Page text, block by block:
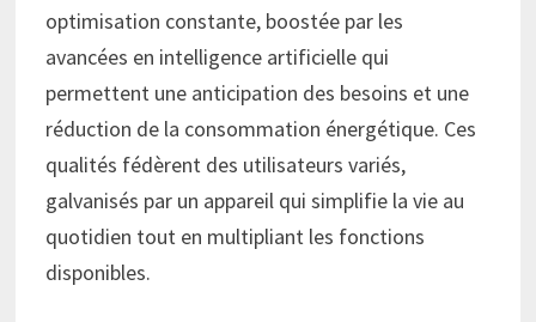
optimisation constante, boostée par les
avancées en intelligence artificielle qui
permettent une anticipation des besoins et une
réduction de la consommation énergétique. Ces
qualités fédèrent des utilisateurs variés,
galvanisés par un appareil qui simplifie la vie au
quotidien tout en multipliant les fonctions
disponibles.